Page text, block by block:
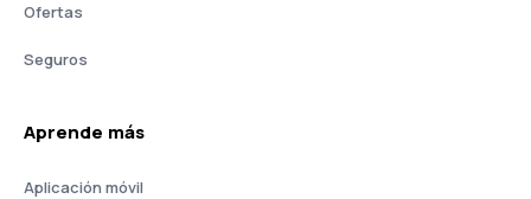
Ofertas
Seguros
Aprende más
Aplicación móvil